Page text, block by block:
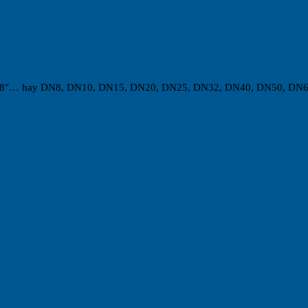
8″… hay DN8, DN10, DN15, DN20, DN25, DN32, DN40, DN50,